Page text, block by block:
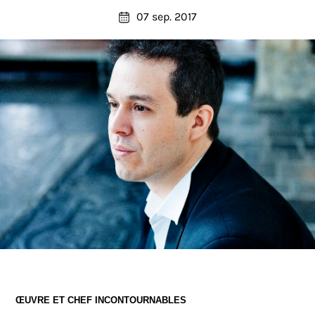
EN PRATIQUE
MÉDIAS
NOUS SOUTENIR
FR EN
07 sep. 2017
ŒUVRE ET CHEF INCONTOURNABLES